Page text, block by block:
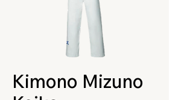
Kimono Mizuno